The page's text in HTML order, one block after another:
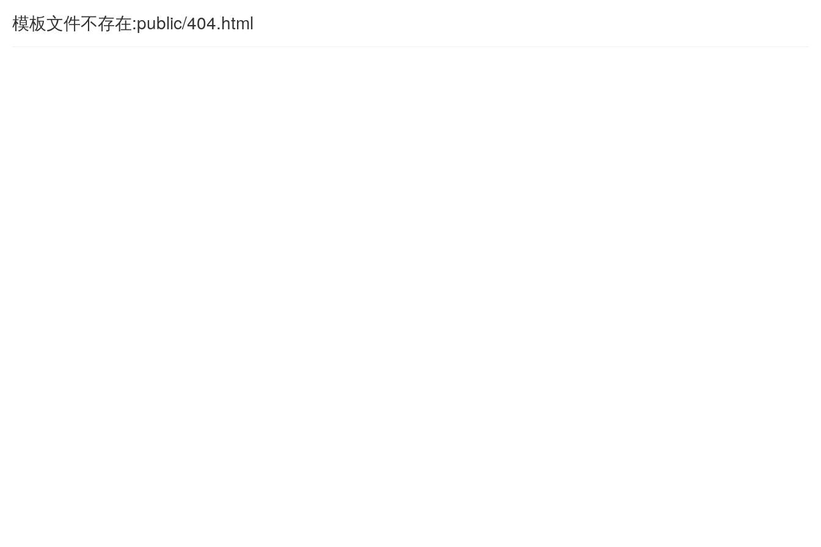
模板文件不存在:public/404.html